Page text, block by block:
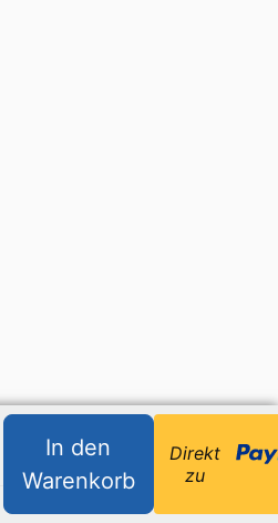
In den
Warenkorb
Direkt
zu